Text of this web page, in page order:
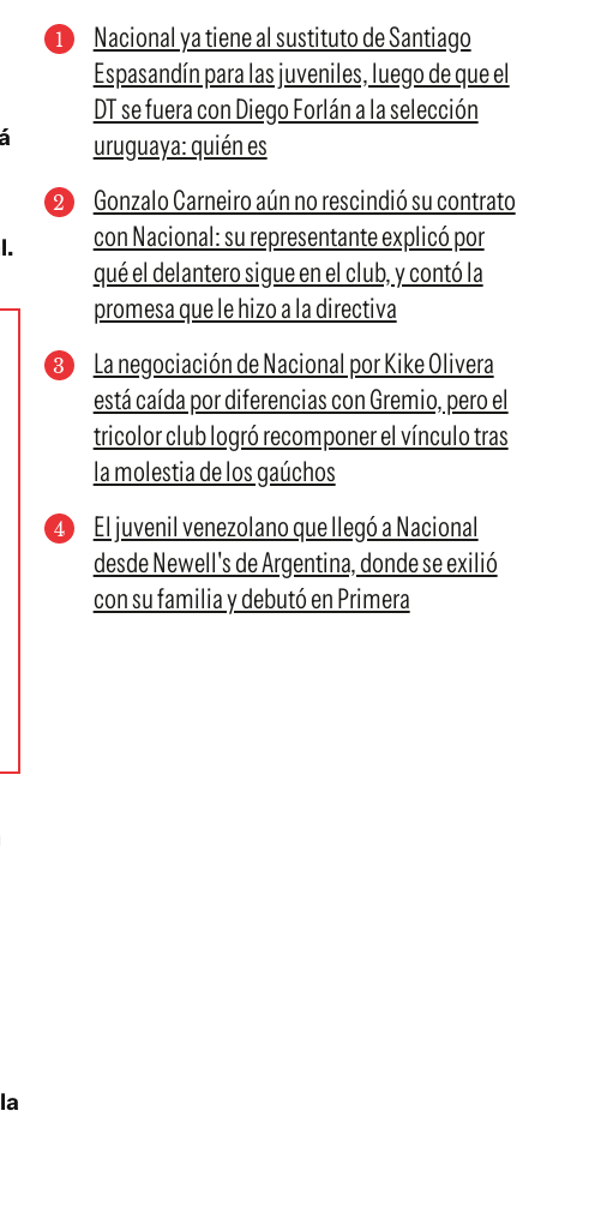
Nacional ya tiene al sustituto de Santiago
Espasandín para las juveniles, luego de que el
DT se fuera con Diego Forlán a la selección
uruguaya: quién es
Gonzalo Carneiro aún no rescindió su contrato
con Nacional: su representante explicó por
qué el delantero sigue en el club, y contó la
promesa que le hizo a la directiva
La negociación de Nacional por Kike Olivera
está caída por diferencias con Gremio, pero el
tricolor club logró recomponer el vínculo tras
la molestia de los gaúchos
El juvenil venezolano que llegó a Nacional
desde Newell's de Argentina, donde se exilió
con su familia y debutó en Primera